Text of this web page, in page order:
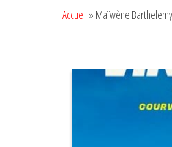
Accueil » Maïwène Barthelemy